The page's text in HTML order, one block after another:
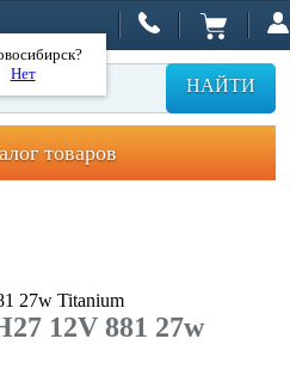
Нет
НАЙТИ
товаров
27w Titanium
12V 881 27w